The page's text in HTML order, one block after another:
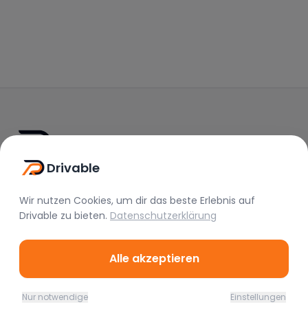
Drivable
FAQ
Instagram
Drivable
Wir nutzen Cookies, um dir das beste Erlebnis auf
Drivable zu bieten. Datenschutzerklärung
Alle akzeptieren
Nur notwendige Einstellungen